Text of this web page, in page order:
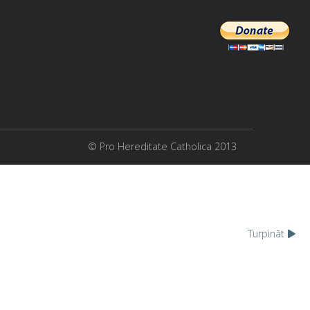
Turpināt
© Pro Hereditate Catholica 2013